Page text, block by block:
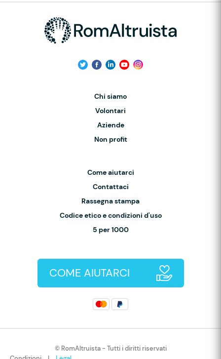
Chi siamo
Volontari
Aziende
Non profit
Come aiutarci
Contattaci
Rassegna stampa
Codice etico e condizioni d'uso
5 per 1000
COME AIUTARCI
© RomAltruista - Tutti i diritti riservati